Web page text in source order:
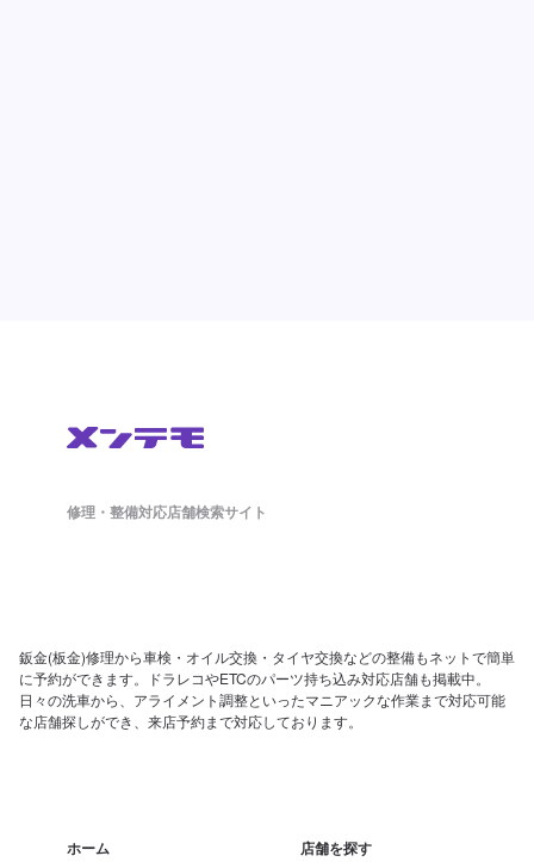
修理・整備対応店舗検索サイト
鈑金(板金)修理から車検・オイル交換・タイヤ交換などの整備もネットで簡単
に予約ができます。ドラレコやETCのパーツ持ち込み対応店舗も掲載中。
日々の洗車から、アライメント調整といったマニアックな作業まで対応可能
な店舗探しができ、来店予約まで対応しております。
ホーム 店舗を探す